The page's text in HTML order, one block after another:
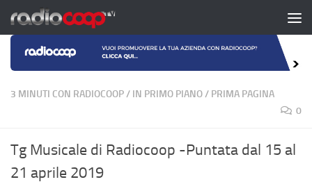
Salta al contenuto
3 MINUTI CON RADIOCOOP/ IN PRIMO PIANO/ PRIMA PAGINA
0
Tg Musicale di Radiocoop -Puntata dal 15 al
21 aprile 2019